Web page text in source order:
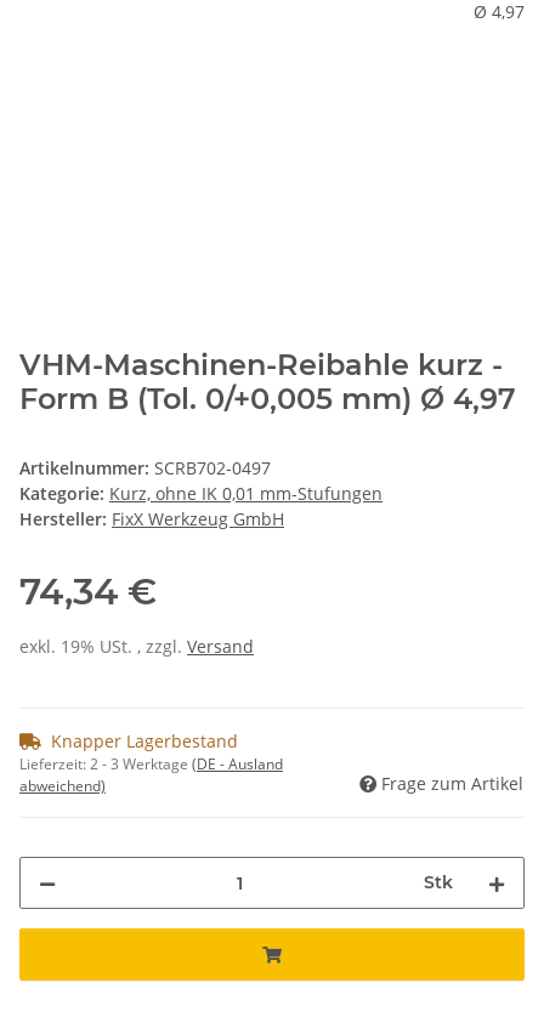
VHM-Maschinen-Reibahle kurz -
Form B (Tol. 0/+0,005 mm) Ø 4,97
Artikelnummer: SCRB702-0497
Kategorie: Kurz, ohne IK 0,01 mm-Stufungen
Hersteller: FixX Werkzeug GmbH
74,34 €
exkl. 19% USt. , zzgl. Versand
Knapper Lagerbestand
Lieferzeit:2 - 3 Werktage (DE - Ausland
abweichend)
Frage zum Artikel
Stk